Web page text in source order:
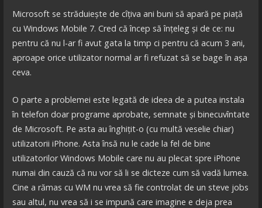
Microsoft se străduiește de cîțiva ani buni să apară pe piață
cu Windows Mobile 7. Cred că încep să înțeleg și de ce: nu
pentru că nu l-ar fi avut gata la timp ci pentru că acum 3 ani,
aproape orice utilizator normal ar fi refuzat să se bage în așa
ceva.
O parte a problemei este legată de ideea de a putea instala
în telefon doar programe aprobate, semnate și binecuvîntate
de Microsoft. Pe asta au înghițit-o (cu multă veselie chiar)
utilizatorii iPhone. Asta însă nu le cade la fel de bine
utilizatorilor Windows Mobile care nu au plecat spre iPhone
numai din cauză că nu vor să li se dicteze cum să vadă lumea.
Cine a rămas cu WM nu vrea să fie controlat de un steve jobs
sau altul, nu vrea să i se impună care imagine e deja prea